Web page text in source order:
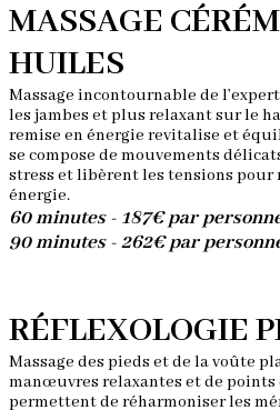
MASSAGE
HUILES
Massage incontournable de
les jambes et plus relaxant sur le
remise en énergie revitalise et
se compose de mouvements
stress et libèrent les tensions
énergie.
60 minutes - 187€ par
90 minutes - 262€ par
RÉFLEXOLOGIE
Massage des pieds et de la voûte
manœuvres relaxantes et de
permettent de réharmoniser les